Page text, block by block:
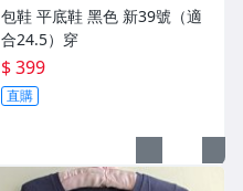
包鞋 平底鞋 黑色 新39號（適
合24.5）穿
$ 399
直購